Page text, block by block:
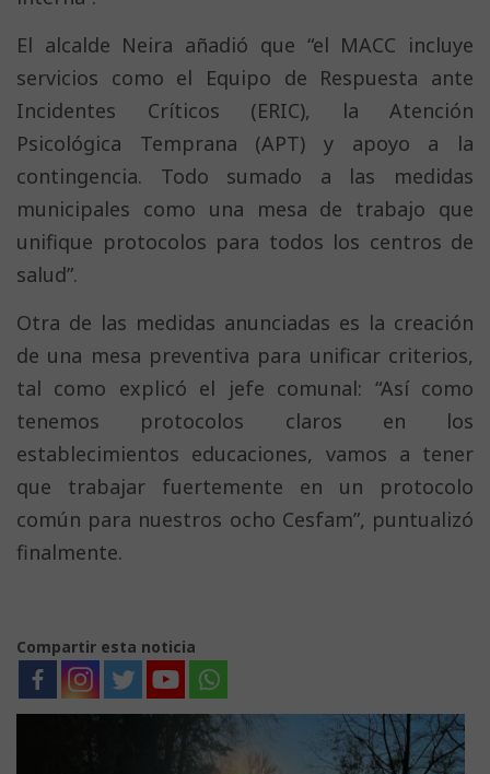
El alcalde Neira añadió que “el MACC incluye
servicios como el Equipo de Respuesta ante
Incidentes Críticos (ERIC), la Atención
Psicológica Temprana (APT) y apoyo a la
contingencia. Todo sumado a las medidas
municipales como una mesa de trabajo que
unifique protocolos para todos los centros de
salud”.
Otra de las medidas anunciadas es la creación
de una mesa preventiva para unificar criterios,
tal como explicó el jefe comunal: “Así como
tenemos protocolos claros en los
establecimientos educaciones, vamos a tener
que trabajar fuertemente en un protocolo
común para nuestros ocho Cesfam”, puntualizó
finalmente.
Compartir esta noticia